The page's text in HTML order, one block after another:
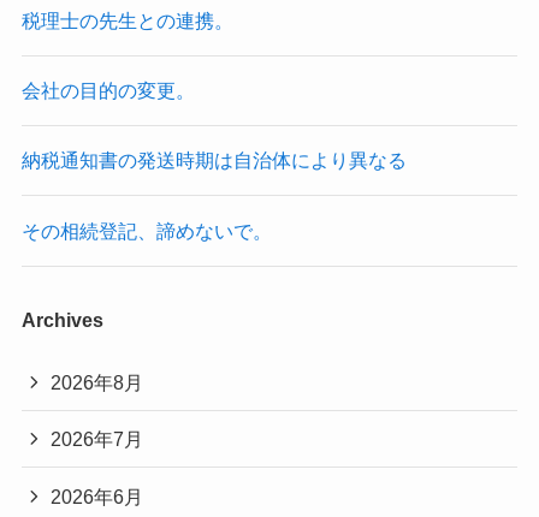
税理士の先生との連携。
会社の目的の変更。
納税通知書の発送時期は自治体により異なる
その相続登記、諦めないで。
Archives
2026年8月
2026年7月
2026年6月